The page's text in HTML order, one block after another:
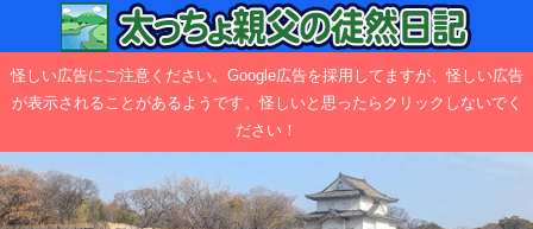
怪しい広告にご注意ください。Google広告を採用してますが、怪しい広告
が表示されることがあるようです。怪しいと思ったらクリックしないでく
ださい！